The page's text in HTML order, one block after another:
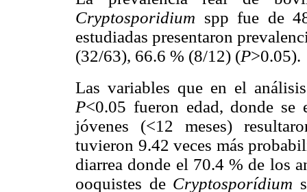
Cryptosporidium spp fue de
estudiadas presentaron
(32/63), 66.6 % (8/12) (P>0.05).
Las variables que en el
P<0.05 fueron edad, donde
jóvenes (<12 meses)
tuvieron 9.42 veces más
diarrea donde el 70.4 % de los
ooquistes de Cryptosporídium